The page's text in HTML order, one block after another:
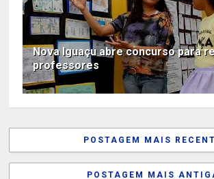
Nova Iguaçu abre concurso para
professores
POSTAGEM MAIS
POSTAGEM MAIS